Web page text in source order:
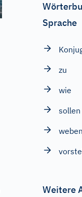
Sprache
zu
wie
sollen
weben
Weitere